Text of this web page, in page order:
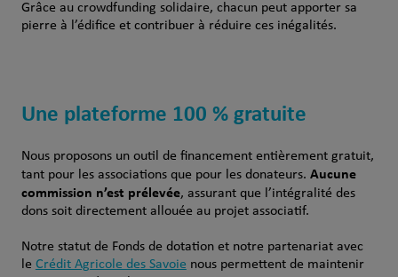
Grâce au crowdfunding solidaire, chacun peut apporter sa
pierre à l’édifice et contribuer à réduire ces inégalités.
Une plateforme 100 % gratuite
Nous proposons un outil de financement entièrement gratuit,
tant pour les associations que pour les donateurs. Aucune
commission n’est prélevée, assurant que l’intégralité des
dons soit directement allouée au projet associatif.
Notre statut de Fonds de dotation et notre partenariat avec
le Crédit Agricole des Savoie nous permettent de maintenir